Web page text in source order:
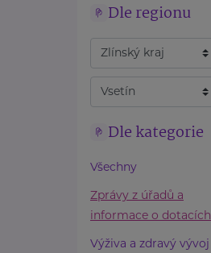
Dle regionu
Dle kategorie
Všechny
Zprávy z úřadů a
informace o dotacích
Výživa a zdravý vývoj